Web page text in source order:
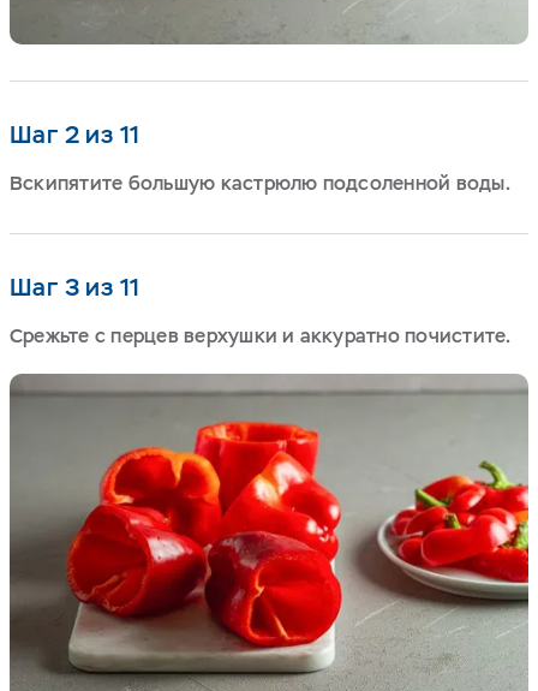
Шаг 2 из 11
Вскипятите большую кастрюлю подсоленной воды.
Шаг 3 из 11
Срежьте с перцев верхушки и аккуратно почистите.